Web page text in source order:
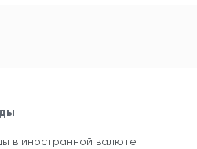
в иностранной валюте